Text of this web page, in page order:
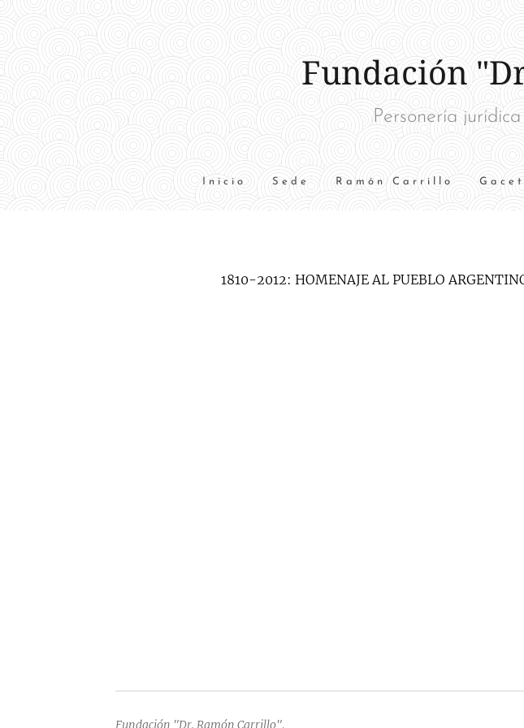
Fundación
Personería
Inicio Sede Ramón Carrillo
1810-2012: HOMENAJE AL PUEBLO
Fundación "Dr. Ramón Carrillo",